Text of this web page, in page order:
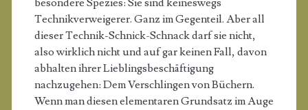
Technikverweigerer. Ganz im Gegenteil. Aber all
dieser Technik-Schnick-Schnack darf sie nicht,
also wirklich nicht und auf gar keinen Fall, davon
abhalten ihrer Lieblingsbeschäftigung
nachzugehen: Dem Verschlingen von Büchern.
Wenn man diesen elementaren Grundsatz im Auge